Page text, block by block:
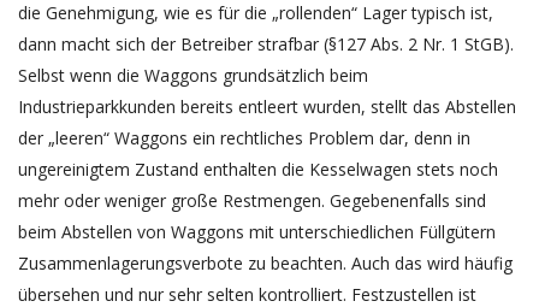
die Genehmigung, wie es für die „rollenden“ Lager typisch ist,
dann macht sich der Betreiber strafbar (§127 Abs. 2 Nr. 1 StGB).
Selbst wenn die Waggons grundsätzlich beim
Industrieparkkunden bereits entleert wurden, stellt das Abstellen
der „leeren“ Waggons ein rechtliches Problem dar, denn in
ungereinigtem Zustand enthalten die Kesselwagen stets noch
mehr oder weniger große Restmengen. Gegebenenfalls sind
beim Abstellen von Waggons mit unterschiedlichen Füllgütern
Zusammenlagerungsverbote zu beachten. Auch das wird häufig
übersehen und nur sehr selten kontrolliert. Festzustellen ist